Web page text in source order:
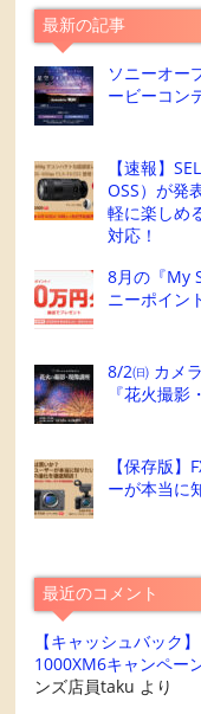
最新の記事
ソニーオー
ービーコン
【速報】
OSS）が発
軽に楽しめ
対応！
8月の『My
ニーポイン
8/2㈰ カメ
『花火撮影
【保存版】
ーが本当に
最近のコメント
【キャッシュバック
1000XM6キャンペー
ンズ店員taku より